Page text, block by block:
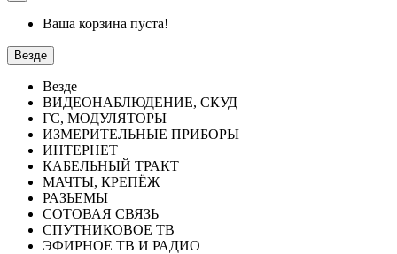
Ваша корзина пуста!
Везде
Везде
ВИДЕОНАБЛЮДЕНИЕ, СКУД
ГС, МОДУЛЯТОРЫ
ИЗМЕРИТЕЛЬНЫЕ ПРИБОРЫ
ИНТЕРНЕТ
КАБЕЛЬНЫЙ ТРАКТ
МАЧТЫ, КРЕПЁЖ
РАЗЬЕМЫ
СОТОВАЯ СВЯЗЬ
СПУТНИКОВОЕ ТВ
ЭФИРНОЕ ТВ И РАДИО